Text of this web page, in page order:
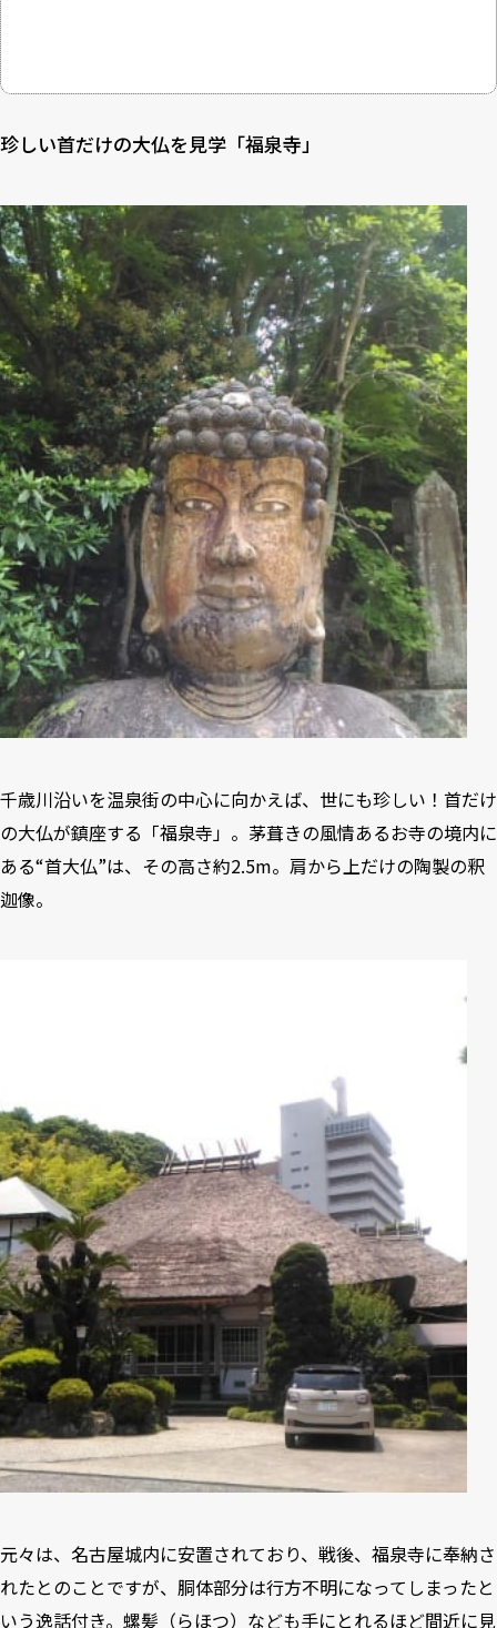
珍しい首だけの大仏を見学「福泉寺」
千歳川沿いを温泉街の中心に向かえば、世にも珍しい！首だけ
の大仏が鎮座する「福泉寺」。茅葺きの風情あるお寺の境内に
ある“首大仏”は、その高さ約2.5m。肩から上だけの陶製の釈
迦像。
元々は、名古屋城内に安置されており、戦後、福泉寺に奉納さ
れたとのことですが、胴体部分は行方不明になってしまったと
いう逸話付き。螺髪（らほつ）なども手にとれるほど間近に見